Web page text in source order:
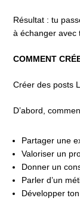
Résultat : tu
à échanger avec
COMMENT
Créer des posts
D’abord,
Partager une
Valoriser un
Donner un
Parler d’un
Développer ton